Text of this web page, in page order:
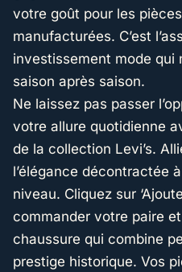
votre goût pour les
manufacturées. C’est
investissement mode qui
saison après saison.
Ne laissez pas passer
votre allure quotidienne
de la collection Levi’s.
l’élégance décontractée
niveau. Cliquez sur
commander votre paire et
chaussure qui combine
prestige historique. Vos